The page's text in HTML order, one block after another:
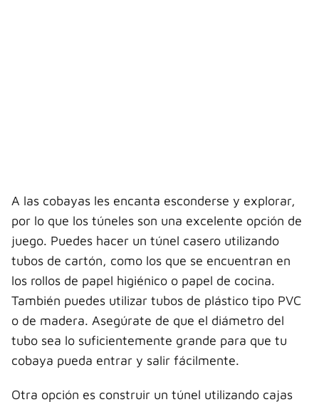
A las cobayas les encanta esconderse y explorar,
por lo que los túneles son una excelente opción de
juego. Puedes hacer un túnel casero utilizando
tubos de cartón, como los que se encuentran en
los rollos de papel higiénico o papel de cocina.
También puedes utilizar tubos de plástico tipo PVC
o de madera. Asegúrate de que el diámetro del
tubo sea lo suficientemente grande para que tu
cobaya pueda entrar y salir fácilmente.
Otra opción es construir un túnel utilizando cajas